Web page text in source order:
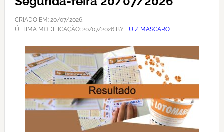
CRIADO EM: 20/07/2026,
ÚLTIMA MODIFICAÇÃO: 20/07/2026BY LUIZ MASCARO